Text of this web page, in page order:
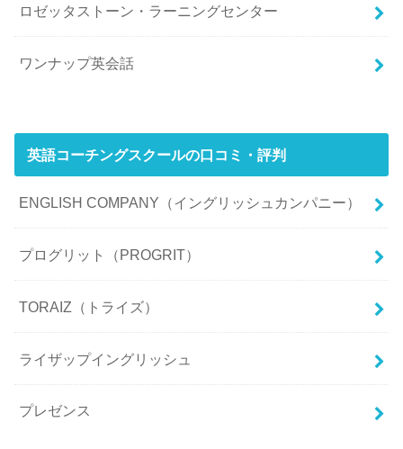
ロゼッタストーン・ラーニングセンター
ワンナップ英会話
英語コーチングスクールの口コミ・評判
ENGLISH COMPANY（イングリッシュカンパニー）
プログリット（PROGRIT）
TORAIZ（トライズ）
ライザップイングリッシュ
プレゼンス